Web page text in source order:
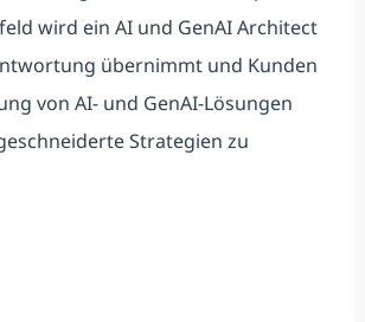
wird ein AI und GenAI Architect
übernimmt und Kunden
von AI- und GenAI-Lösungen
Strategien zu